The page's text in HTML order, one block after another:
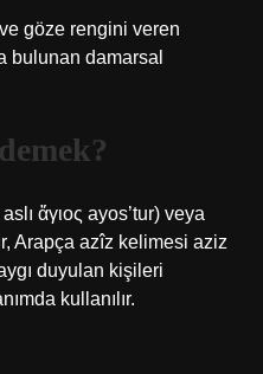
göze rengini veren
bulunan damarsal
ἅγιος ayos’tur) veya
Arapça azîz kelimesi aziz
duyulan kişileri
kullanılır.